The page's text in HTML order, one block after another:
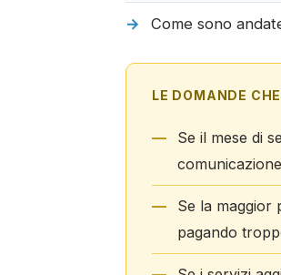
Come sono
LE DOMANDE
Se il mese di
Se la maggior
pagando